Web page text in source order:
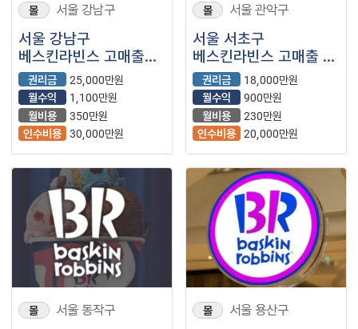
몰 서울 강남구
서울 강남구
베스킨라빈스 고매출
특수상권 ! 양도양수
합니다.
권리금
25,000만원
월수익
1,100만원
월비용
350만원
인수비용 30,000만원
몰 서울 관악구
서울 서초구
베스킨라빈스 고매출 월
2100만 양도양수
가능합니다.
권리금
18,000만원
월수익
900만원
월비용
230만원
인수비용 20,000만원
몰 서울 동작구 몰 서울 용산구